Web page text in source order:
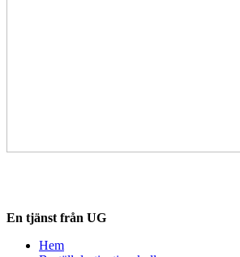
En tjänst från UG
Hem